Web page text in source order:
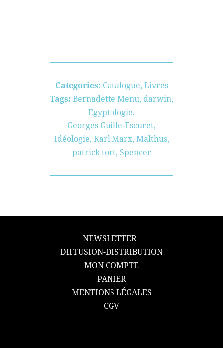
Categories: Catalogue, Livres
Tags: Bernadette Menu, darwin,
Egyptologie,
Georges Guille-Escuret,
Idéologie, Karl Marx, Malthus,
patrick tort, Spencer
NEWSLETTER
DIFFUSION-DISTRIBUTION
MON COMPTE
PANIER
MENTIONS LÉGALES
CGV